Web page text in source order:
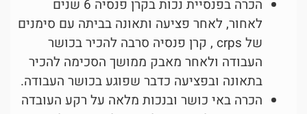
הכרה בפנסיית נכות בקרן פנסיה 6 שנים
לאחור, לאחר פציעה ותאונה בביתה עם סימנים
של crps , קרן פנסיה סרבה להכיר בכושר
העבודה ולאחר מאבק ממושך הסכימה להכיר
בתאונה ובפציעה כדבר שפוגע בכושר העבודה.
הכרה באי כושר ובנכות מלאה על רקע העובדה